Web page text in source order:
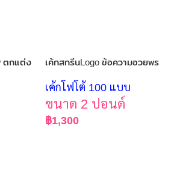
ตกแต่ง
เค้กสกรีนLogo ข้อความอวยพร
เค้กโฟโต้ 100 แบบ
ขนาด 2 ปอนด์
฿1,300